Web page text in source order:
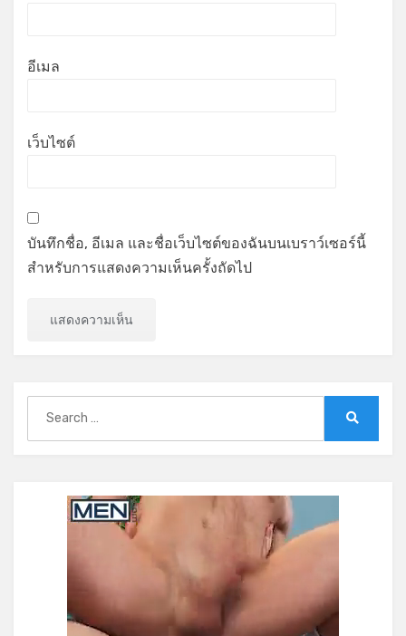
อีเมล
เว็บไซต์
บันทึกชื่อ, อีเมล และชื่อเว็บไซต์ของฉันบนเบราว์เซอร์นี้
สำหรับการแสดงความเห็นครั้งถัดไป
for: